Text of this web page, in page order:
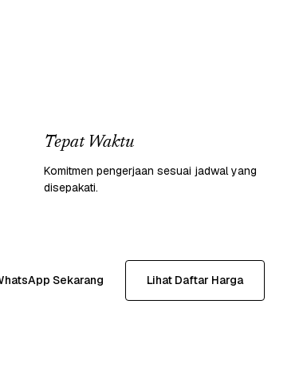
Tepat Waktu
Komitmen pengerjaan sesuai jadwal yang
disepakati.
Sekarang Lihat Daftar Harga